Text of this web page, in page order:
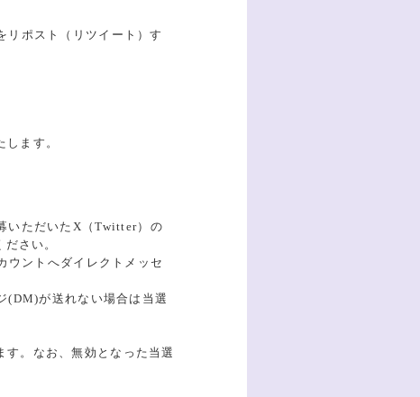
リポスト（リツイート）す
ます。
いただいたX（Twitter）の
さい。
ウントへダイレクトメッセ
(DM)が送れない場合は当選
す。なお、無効となった当選